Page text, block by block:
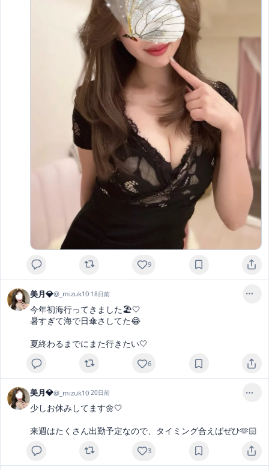
9
美月💎@_mizuk10·18日前
今年初海行ってきました🏖️🤍
暑すぎて海で日傘さしてた😂
夏終わるまでにまた行きたい🤍
6
美月💎@_mizuk10·20日前
少しお休みしてます🌼🤍
来週はたくさん出勤予定なので、タイミング合えばぜひ🫶🏻
3